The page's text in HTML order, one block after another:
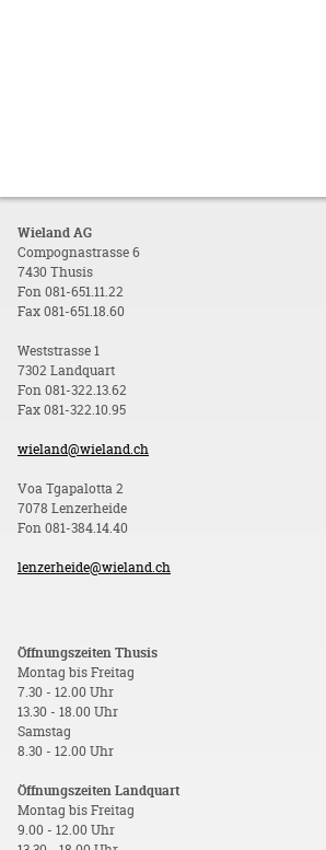
Wieland AG
Compognastrasse 6
7430 Thusis
Fon 081-651.11.22
Fax 081-651.18.60
Weststrasse 1
7302 Landquart
Fon 081-322.13.62
Fax 081-322.10.95
wieland@wieland.ch
Voa Tgapalotta 2
7078 Lenzerheide
Fon 081-384.14.40
lenzerheide@wieland.ch
Öffnungszeiten Thusis
Montag bis Freitag
7.30 - 12.00 Uhr
13.30 - 18.00 Uhr
Samstag
8.30 - 12.00 Uhr
Öffnungszeiten Landquart
Montag bis Freitag
9.00 - 12.00 Uhr